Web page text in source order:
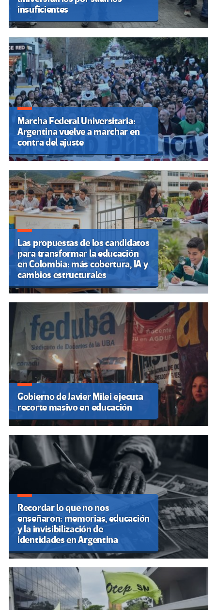
insuficientes
Marcha Federal Universitaria:
Argentina vuelve a marchar en
contra del ajuste
Las propuestas de los candidatos
para transformar la educación
en Colombia: más cobertura, IA y
cambios estructurales
Gobierno de Javier Milei ejecuta
recorte masivo en educación
Recordar lo que no nos
enseñaron: memorias, educación
y la invisibilización de
identidades en Argentina